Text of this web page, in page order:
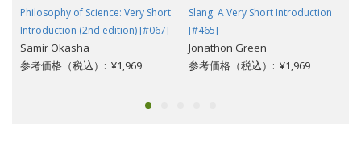
Philosophy of Science: Very Short
Introduction (2nd edition) [#067]
Samir Okasha
参考価格（税込）: ¥1,969
Slang: A Very Short Introduction
[#465]
Jonathon Green
参考価格（税込）: ¥1,969